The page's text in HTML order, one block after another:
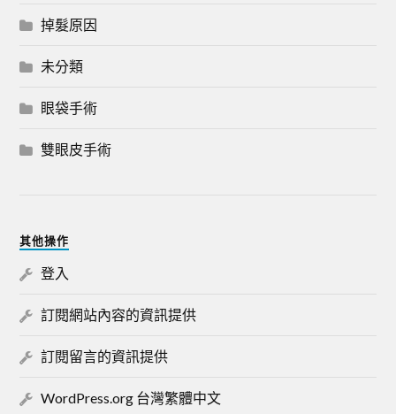
掉髮原因
未分類
眼袋手術
雙眼皮手術
其他操作
登入
訂閱網站內容的資訊提供
訂閱留言的資訊提供
WordPress.org 台灣繁體中文